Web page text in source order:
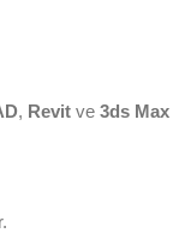
, Revit ve 3ds Max